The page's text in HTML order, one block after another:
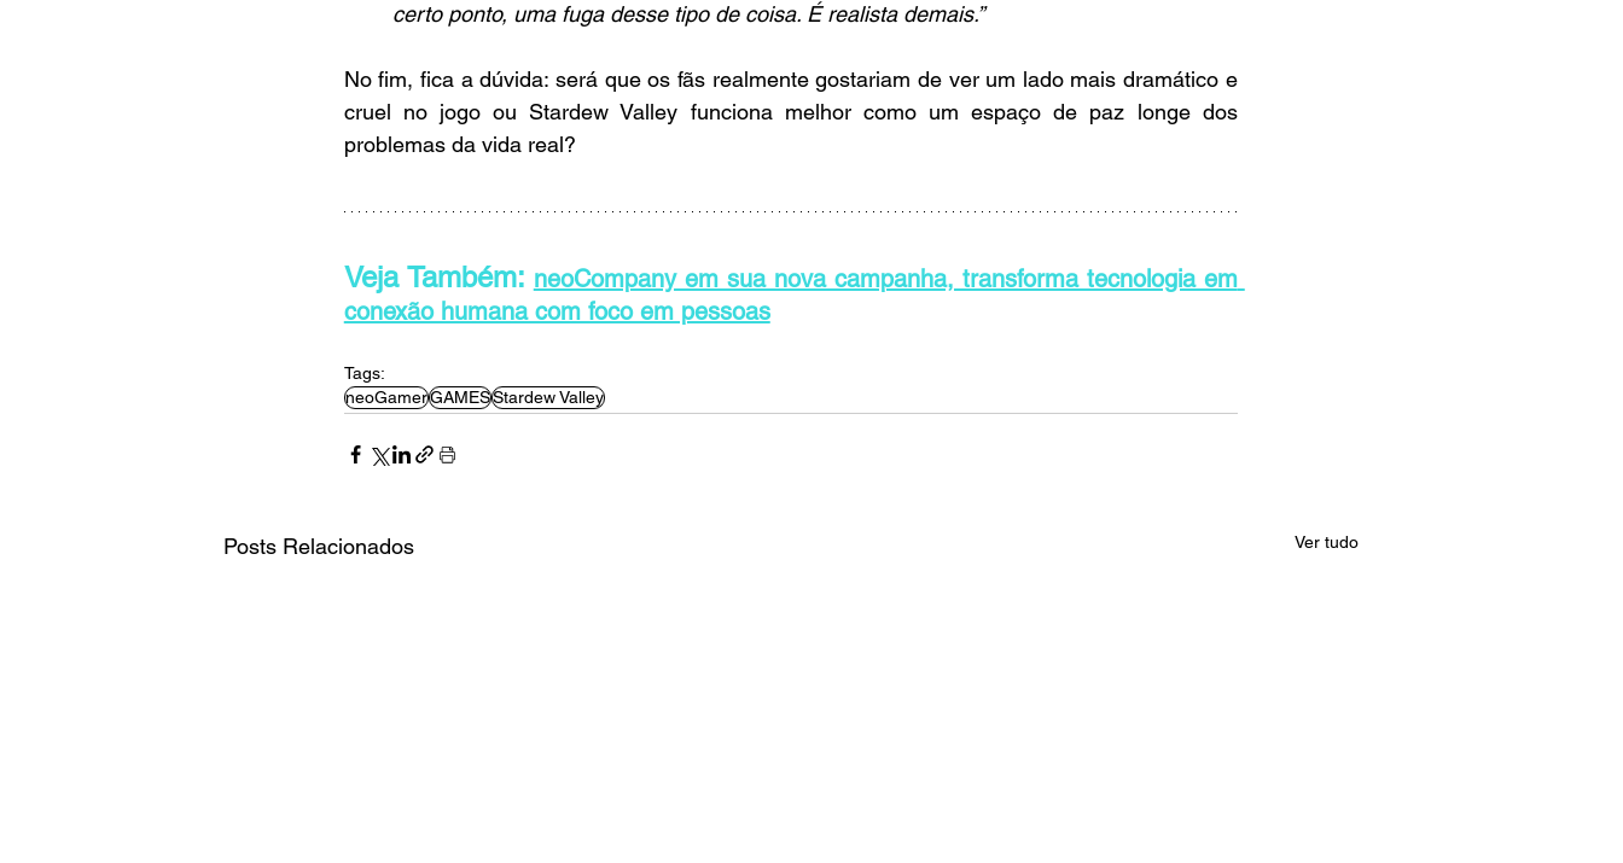
certo ponto, uma fuga desse tipo de coisa. É realista demais.”
No fim, fica a dúvida: será que os fãs realmente gostariam de ver um lado mais dramático e
cruel no jogo ou Stardew Valley funciona melhor como um espaço de paz longe dos
problemas da vida real?
Veja Também: neoCompany em sua nova campanha, transforma tecnologia em
conexão humana com foco em pessoas
Tags:
neoGamerGAMESStardew Valley
Posts Relacionados Ver tudo